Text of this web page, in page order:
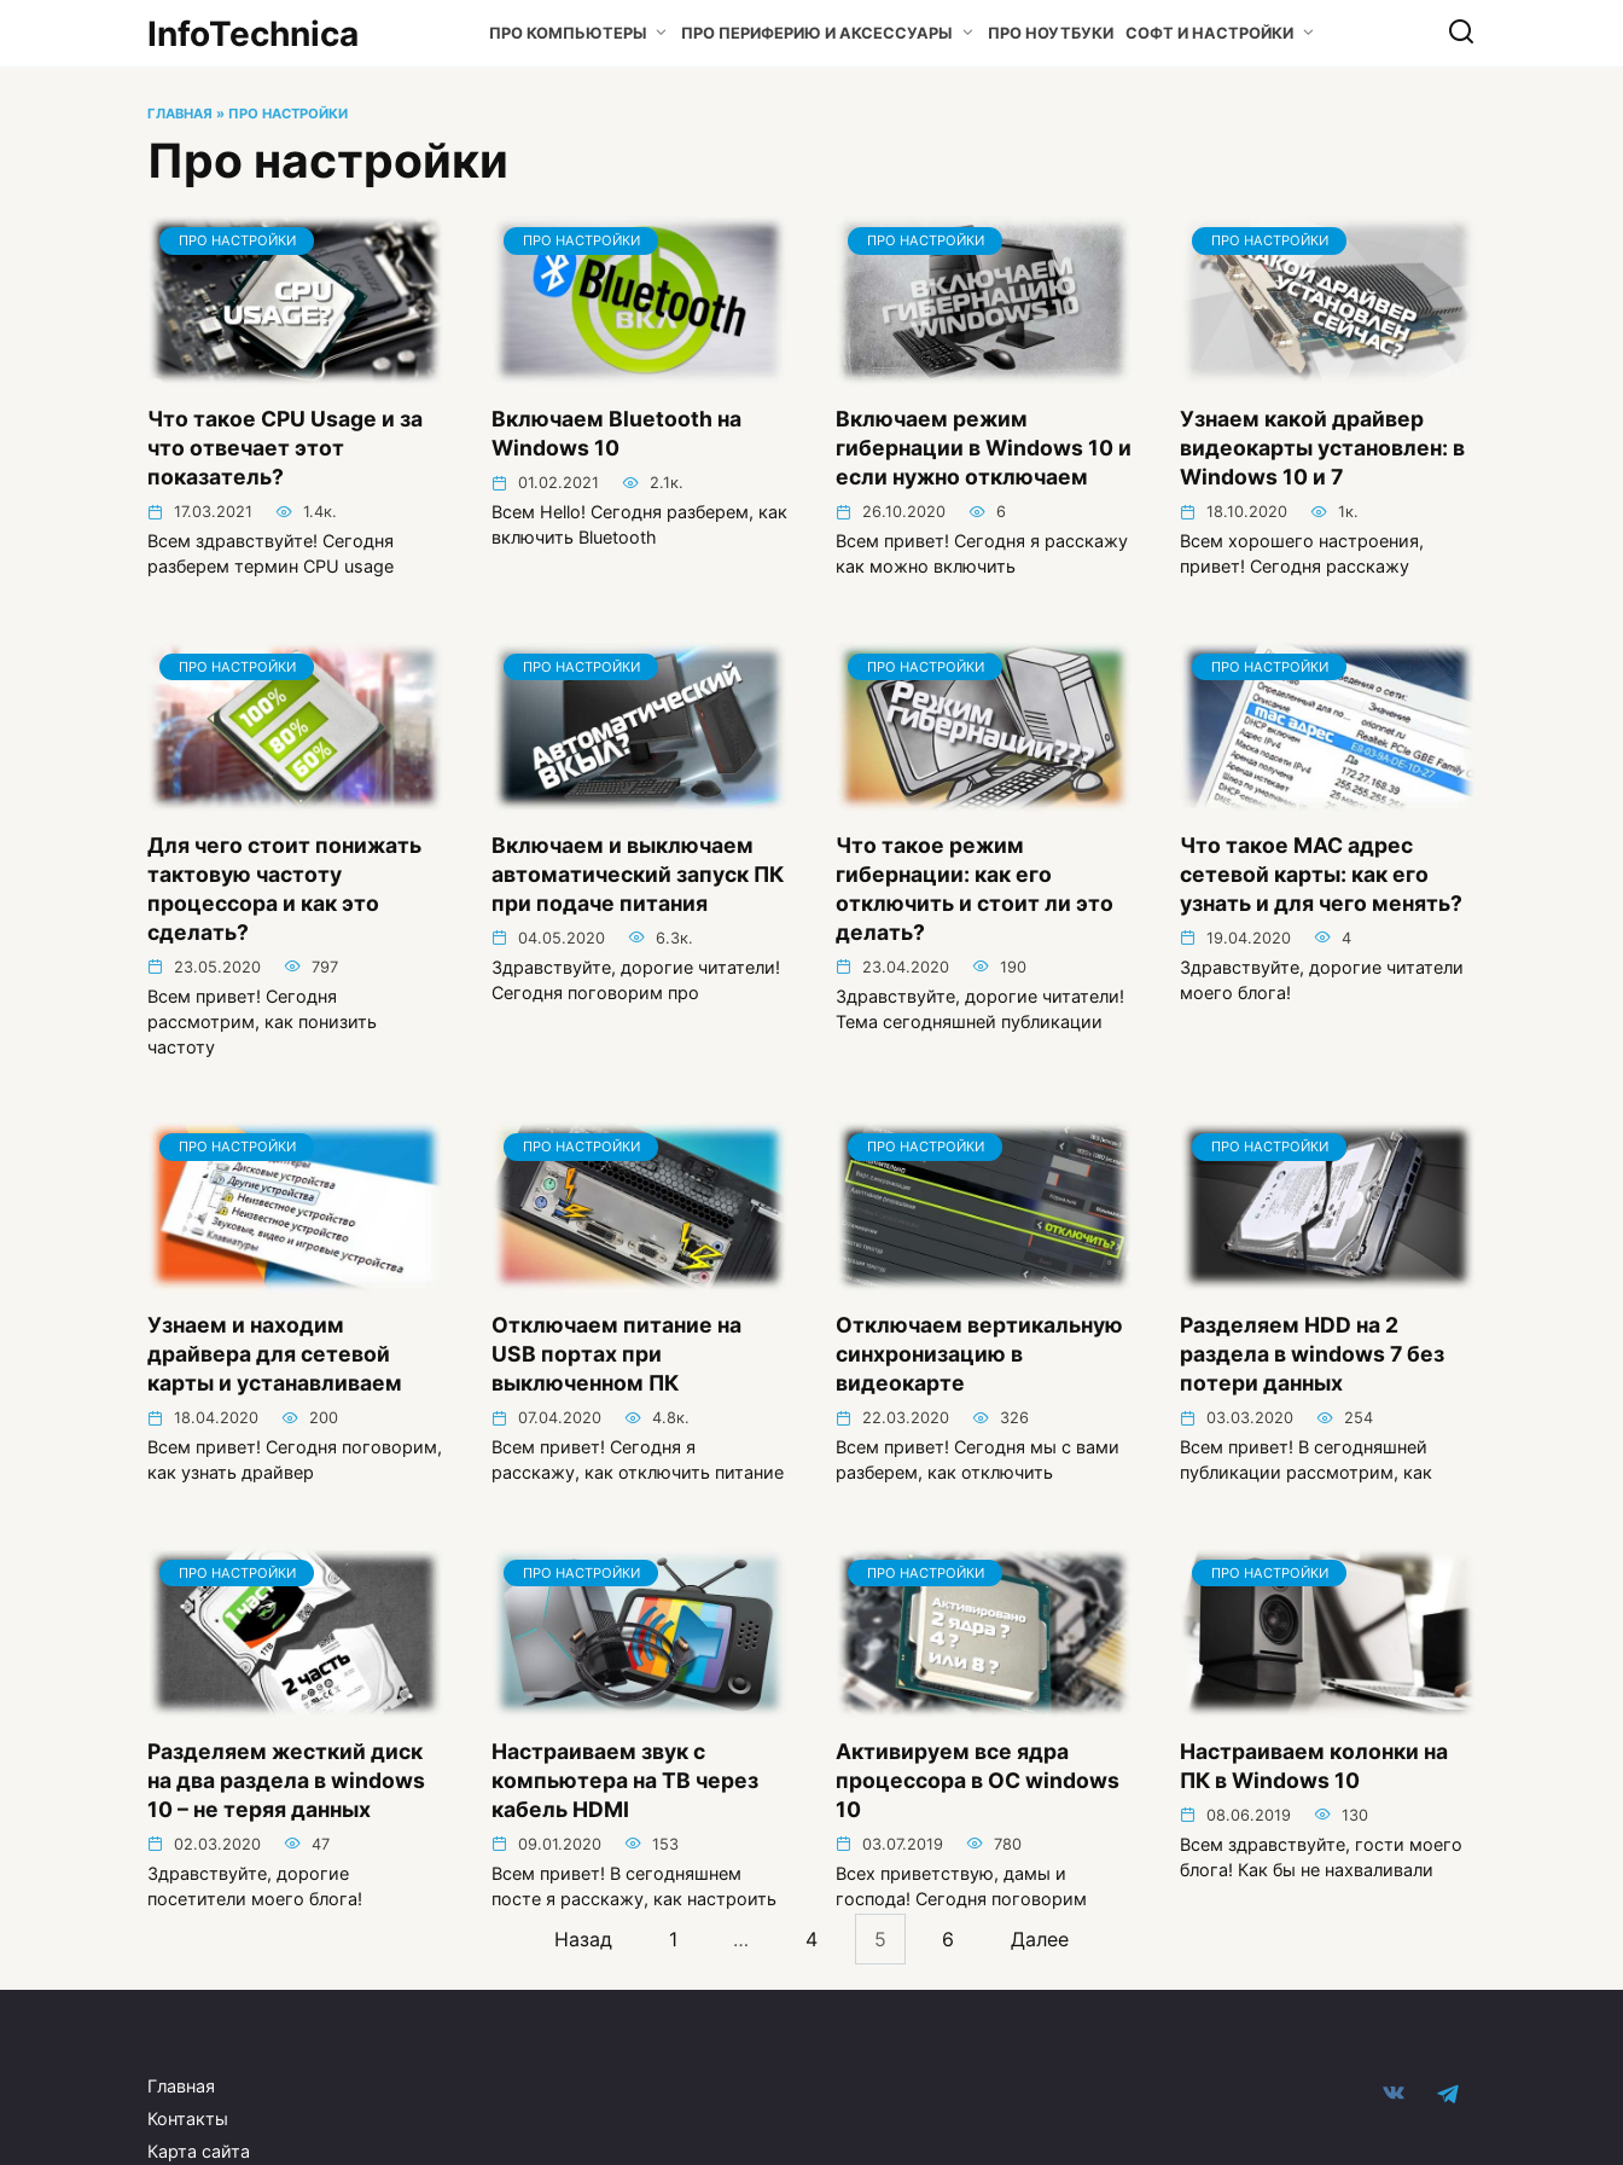
InfoTechnica ПРО КОМПЬЮТЕРЫ ПРО ПЕРИФЕРИЮ И АКСЕССУАРЫ ПРО НОУТБУКИ СОФТ И НАСТРОЙКИ
ГЛАВНАЯ » ПРО НАСТРОЙКИ
Про настройки
ПРО НАСТРОЙКИ
Что такое CPU Usage и за
что отвечает этот
показатель?
17.03.2021 1.4к.
Всем здравствуйте! Сегодня
разберем термин CPU usage
ПРО НАСТРОЙКИ
Включаем Bluetooth на
Windows 10
01.02.2021 2.1к.
Всем Hello! Сегодня разберем, как
включить Bluetooth
ПРО НАСТРОЙКИ
Включаем режим
гибернации в Windows 10 и
если нужно отключаем
26.10.2020 6
Всем привет! Сегодня я расскажу
как можно включить
ПРО НАСТРОЙКИ
Узнаем какой драйвер
видеокарты установлен: в
Windows 10 и 7
18.10.2020 1к.
Всем хорошего настроения,
привет! Сегодня расскажу
ПРО НАСТРОЙКИ
Для чего стоит понижать
тактовую частоту
процессора и как это
сделать?
23.05.2020 797
Всем привет! Сегодня
рассмотрим, как понизить
частоту
ПРО НАСТРОЙКИ
Включаем и выключаем
автоматический запуск ПК
при подаче питания
04.05.2020 6.3к.
Здравствуйте, дорогие читатели!
Сегодня поговорим про
ПРО НАСТРОЙКИ
Что такое режим
гибернации: как его
отключить и стоит ли это
делать?
23.04.2020 190
Здравствуйте, дорогие читатели!
Тема сегодняшней публикации
ПРО НАСТРОЙКИ
Что такое MAC адрес
сетевой карты: как его
узнать и для чего менять?
19.04.2020 4
Здравствуйте, дорогие читатели
моего блога!
ПРО НАСТРОЙКИ
Узнаем и находим
драйвера для сетевой
карты и устанавливаем
18.04.2020 200
Всем привет! Сегодня поговорим,
как узнать драйвер
ПРО НАСТРОЙКИ
Отключаем питание на
USB портах при
выключенном ПК
07.04.2020 4.8к.
Всем привет! Сегодня я
расскажу, как отключить питание
ПРО НАСТРОЙКИ
Отключаем вертикальную
синхронизацию в
видеокарте
22.03.2020 326
Всем привет! Сегодня мы с вами
разберем, как отключить
ПРО НАСТРОЙКИ
Разделяем HDD на 2
раздела в windows 7 без
потери данных
03.03.2020 254
Всем привет! В сегодняшней
публикации рассмотрим, как
ПРО НАСТРОЙКИ
Разделяем жесткий диск
на два раздела в windows
10 – не теряя данных
02.03.2020 47
Здравствуйте, дорогие
посетители моего блога!
ПРО НАСТРОЙКИ
Настраиваем звук с
компьютера на ТВ через
кабель HDMI
09.01.2020 153
Всем привет! В сегодняшнем
посте я расскажу, как настроить
ПРО НАСТРОЙКИ
Активируем все ядра
процессора в ОС windows
10
03.07.2019 780
Всех приветствую, дамы и
господа! Сегодня поговорим
ПРО НАСТРОЙКИ
Настраиваем колонки на
ПК в Windows 10
08.06.2019 130
Всем здравствуйте, гости моего
блога! Как бы не нахваливали
Назад 1 … 4 5 6 Далее
Главная
Контакты
Карта сайта